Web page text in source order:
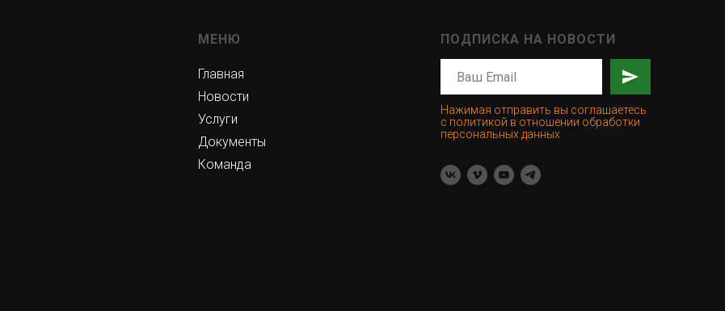
МЕНЮ
Главная
Новости
Услуги
Документы
Команда
ПОДПИСКА НА НОВОСТИ
Нажимая отправить вы соглашаетесь
с политикой в отношении обработки
персональных данных